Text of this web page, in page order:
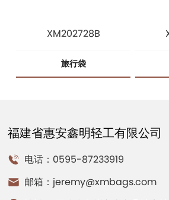
XM202728B
旅行袋
福建省惠安鑫明轻工有限公司
电话：0595-87233919
邮箱： jeremy@xmbags.com